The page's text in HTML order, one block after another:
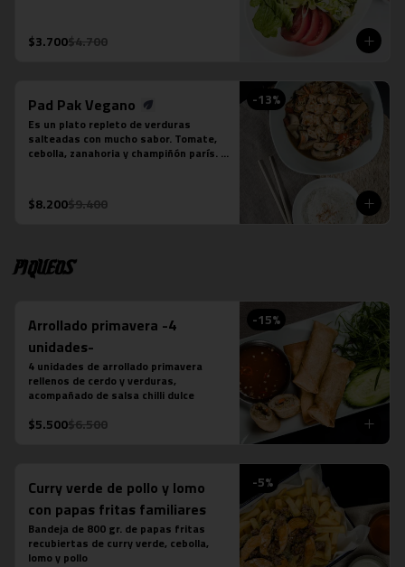
$3.700$4.700
-13%
Pad Pak Vegano
Es un plato repleto de verduras
salteadas con mucho sabor. Tomate,
cebolla, zanahoria y champiñón parís.
de arroz jazmín.  Foto referencial, el
tofu es un extra.
$8.200$9.400
Piqueos
-15%
Arrollado primavera -4
unidades-
4 unidades de arrollado primavera
rellenos de cerdo y verduras,
acompañado de salsa chilli dulce
$5.500$6.500
-5%
Curry verde de pollo y lomo
con papas fritas familiares
Bandeja de 800 gr. de papas fritas
recubiertas de curry verde, cebolla,
lomo y pollo